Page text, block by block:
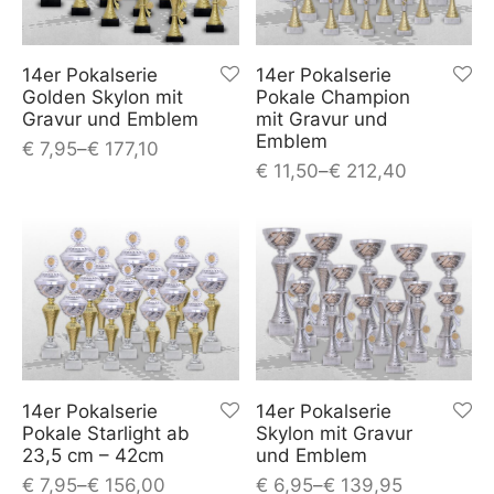
14er Pokalserie
Golden Skylon mit
Gravur und Emblem
€ 7,95–€ 177,10
14er Pokalserie
Pokale Champion
mit Gravur und
Emblem
€ 11,50–€ 212,40
14er Pokalserie
Pokale Starlight ab
23,5 cm – 42cm
€ 7,95–€ 156,00
14er Pokalserie
Skylon mit Gravur
und Emblem
€ 6,95–€ 139,95